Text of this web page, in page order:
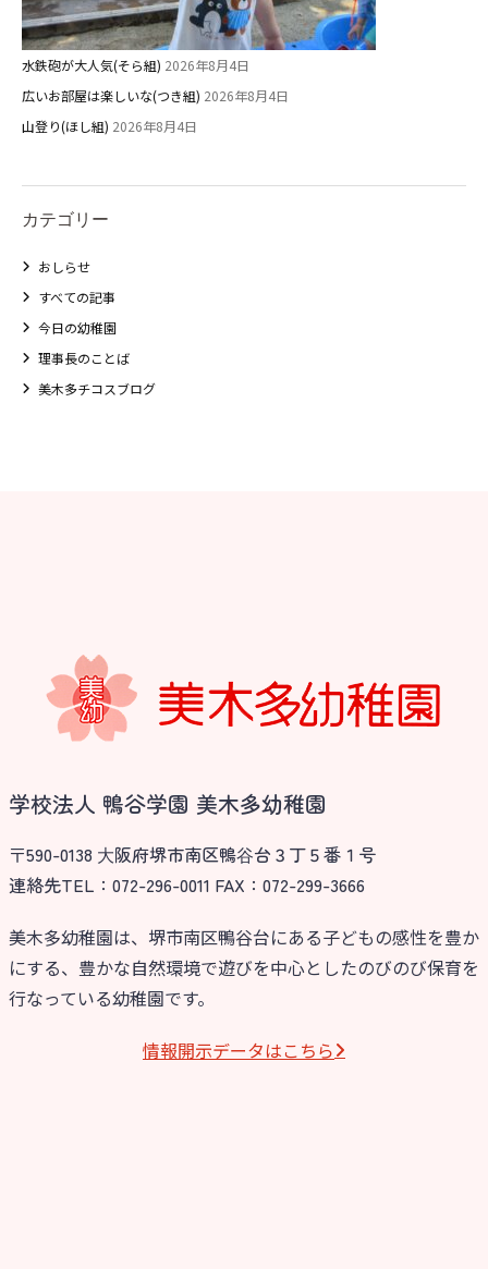
水鉄砲が大人気(そら組) 2026年8月4日
広いお部屋は楽しいな(つき組) 2026年8月4日
山登り(ほし組) 2026年8月4日
カテゴリー
おしらせ
すべての記事
今日の幼稚園
理事長のことば
美木多チコスブログ
学校法人 鴨谷学園 美木多幼稚園
〒590-0138 ⼤阪府堺市南区鴨⾕台３丁５番１号
連絡先TEL：072-296-0011 FAX：072-299-3666
美木多幼稚園は、堺市南区鴨谷台にある子どもの感性を豊か
にする、豊かな自然環境で遊びを中心としたのびのび保育を
行なっている幼稚園です。
情報開⽰データはこちら